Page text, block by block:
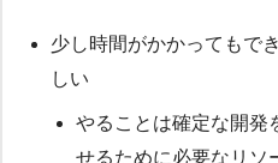
少し時間がかかってもで
しい
やることは確定な開発
せるために必要なリソ